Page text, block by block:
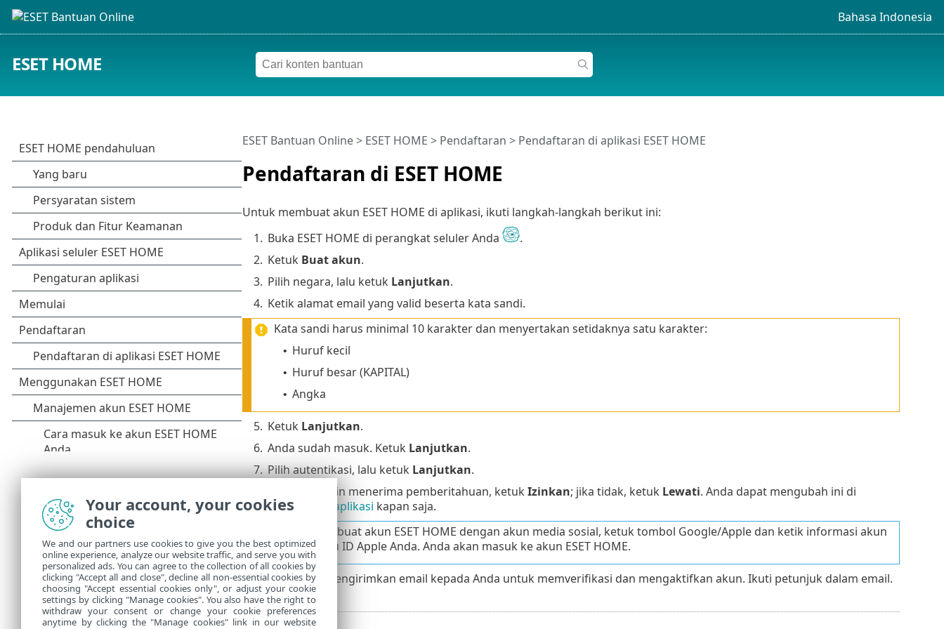
Bahasa Indonesia
ESET HOME
Pendaftaran di ESET HOME
ESET Bantuan Online> ESET HOME > Pendaftaran > Pendaftaran di aplikasi ESET HOME
Untuk membuat akun ESET HOME di aplikasi, ikuti langkah-langkah berikut ini:
1. Buka ESET HOME di perangkat seluler Anda
.
2. Ketuk Buat akun.
3. Pilih negara, lalu ketuk Lanjutkan.
4. Ketik alamat email yang valid beserta kata sandi.
Kata sandi harus minimal 10 karakter dan menyertakan setidaknya satu karakter:
• Huruf kecil
• Huruf besar (KAPITAL)
• Angka
5. Ketuk Lanjutkan.
6. Anda sudah masuk. Ketuk Lanjutkan.
7. Pilih autentikasi, lalu ketuk Lanjutkan.
Jika Anda ingin menerima pemberitahuan, ketuk Izinkan; jika tidak, ketuk Lewati. Anda dapat mengubah ini di
Pengaturan aplikasi kapan saja.
Untuk membuat akun ESET HOME dengan akun media sosial, ketuk tombol Google/Apple dan ketik informasi akun
Google atau ID Apple Anda. Anda akan masuk ke akun ESET HOME.
9. ESET akan mengirimkan email kepada Anda untuk memverifikasi dan mengaktifkan akun. Ikuti petunjuk dalam email.
Your account, your cookies
choice
We and our partners use cookies to give you the best optimized
online experience, analyze our website traffic, and serve you with
personalized ads. You can agree to the collection of all cookies by
clicking "Accept all and close", decline all non-essential cookies by
choosing "Accept essential cookies only", or adjust your cookie
settings by clicking "Manage cookies". You also have the right to
withdraw your consent or change your cookie preferences
anytime by clicking the "Manage cookies" link in our website